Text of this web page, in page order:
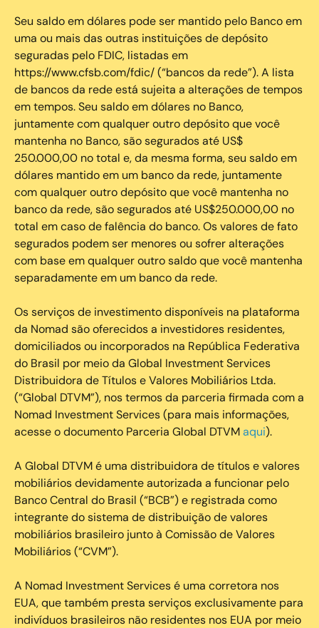
Seu saldo em dólares pode ser mantido pelo Banco em
uma ou mais das outras instituições de depósito
seguradas pelo FDIC, listadas em
https://www.cfsb.com/fdic/ (“bancos da rede”). A lista
de bancos da rede está sujeita a alterações de tempos
em tempos. Seu saldo em dólares no Banco,
juntamente com qualquer outro depósito que você
mantenha no Banco, são segurados até US$
250.000,00 no total e, da mesma forma, seu saldo em
dólares mantido em um banco da rede, juntamente
com qualquer outro depósito que você mantenha no
banco da rede, são segurados até US$250.000,00 no
total em caso de falência do banco. Os valores de fato
segurados podem ser menores ou sofrer alterações
com base em qualquer outro saldo que você mantenha
separadamente em um banco da rede.
Os serviços de investimento disponíveis na plataforma
da Nomad são oferecidos a investidores residentes,
domiciliados ou incorporados na República Federativa
do Brasil por meio da Global Investment Services
Distribuidora de Títulos e Valores Mobiliários Ltda.
(“Global DTVM”), nos termos da parceria firmada com a
Nomad Investment Services (para mais informações,
acesse o documento Parceria Global DTVMaqui).
A Global DTVM é uma distribuidora de títulos e valores
mobiliários devidamente autorizada a funcionar pelo
Banco Central do Brasil (“BCB”) e registrada como
integrante do sistema de distribuição de valores
mobiliários brasileiro junto à Comissão de Valores
Mobiliários (“CVM”).
‍A Nomad Investment Services é uma corretora nos
EUA, que também presta serviços exclusivamente para
indivíduos brasileiros não residentes nos EUA por meio